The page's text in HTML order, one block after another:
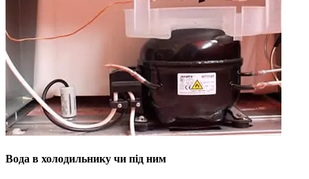
Вода в холодильнику чи під ним